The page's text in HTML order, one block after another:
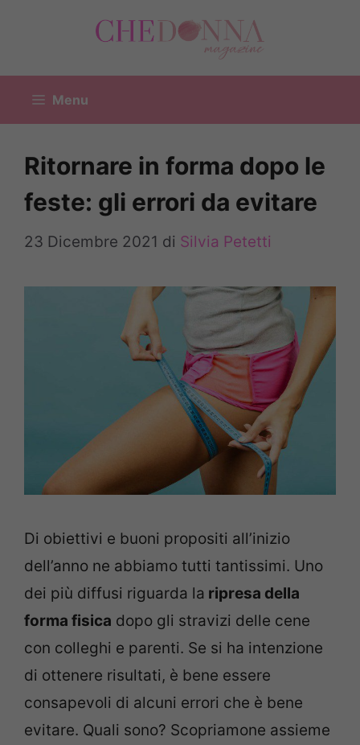
Menu
Ritornare in forma dopo le
feste: gli errori da evitare
23 Dicembre 2021 di Silvia Petetti
Di obiettivi e buoni propositi all’inizio
dell’anno ne abbiamo tutti tantissimi. Uno
dei più diffusi riguarda la ripresa della
forma fisica dopo gli stravizi delle cene
con colleghi e parenti. Se si ha intenzione
di ottenere risultati, è bene essere
consapevoli di alcuni errori che è bene
evitare. Quali sono? Scopriamone assieme